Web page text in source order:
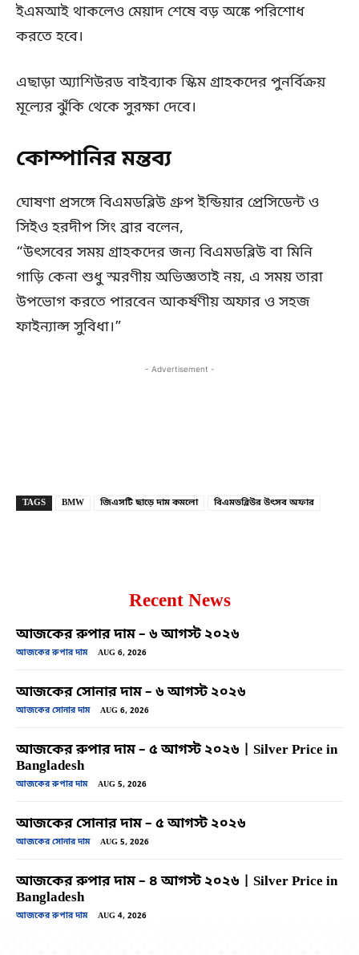
ইএমআই থাকলেও মেয়াদ শেষে বড় অঙ্কে পরিশোধ
করতে হবে।
এছাড়া অ্যাশিউরড বাইব্যাক স্কিম গ্রাহকদের পুনর্বিক্রয়
মূল্যের ঝুঁকি থেকে সুরক্ষা দেবে।
কোম্পানির মন্তব্য
ঘোষণা প্রসঙ্গে বিএমডব্লিউ গ্রুপ ইন্ডিয়ার প্রেসিডেন্ট ও
সিইও হরদীপ সিং ব্রার বলেন,
“উৎসবের সময় গ্রাহকদের জন্য বিএমডব্লিউ বা মিনি
গাড়ি কেনা শুধু স্মরণীয় অভিজ্ঞতাই নয়, এ সময় তারা
উপভোগ করতে পারবেন আকর্ষণীয় অফার ও সহজ
ফাইন্যান্স সুবিধা।”
- Advertisement -
TAGS BMW জিএসটি ছাড়ে দাম কমলো বিএমডব্লিউর উৎসব অফার
Recent News
আজকের রুপার দাম – ৬ আগস্ট ২০২৬
আজকের রুপার দাম AUG 6, 2026
আজকের সোনার দাম – ৬ আগস্ট ২০২৬
আজকের সোনার দাম AUG 6, 2026
আজকের রুপার দাম – ৫ আগস্ট ২০২৬ | Silver Price in
Bangladesh
আজকের রুপার দাম AUG 5, 2026
আজকের সোনার দাম – ৫ আগস্ট ২০২৬
আজকের সোনার দাম AUG 5, 2026
আজকের রুপার দাম – ৪ আগস্ট ২০২৬ | Silver Price in
Bangladesh
আজকের রুপার দাম AUG 4, 2026